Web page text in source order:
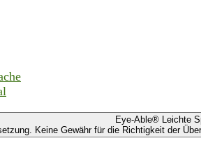
Eye-Able® Leichte
Keine Gewähr für die Richtigkeit der